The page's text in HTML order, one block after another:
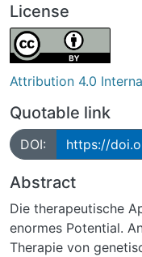
License
Attribution 4.0
Quotable link
DOI: https://
Abstract
Die therapeutische
enormes Potential.
Therapie von